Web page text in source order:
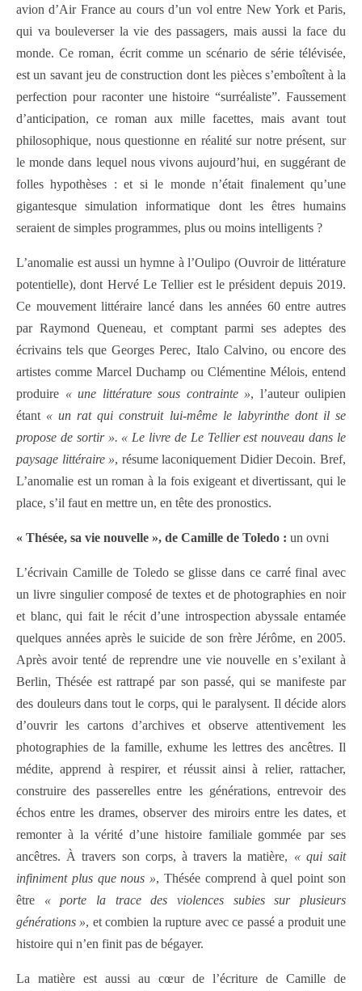
avion d’Air France au cours d’un vol entre New York et Paris,
qui va bouleverser la vie des passagers, mais aussi la face du
monde. Ce roman, écrit comme un scénario de série télévisée,
est un savant jeu de construction dont les pièces s’emboîtent à la
perfection pour raconter une histoire “surréaliste”. Faussement
d’anticipation, ce roman aux mille facettes, mais avant tout
philosophique, nous questionne en réalité sur notre présent, sur
le monde dans lequel nous vivons aujourd’hui, en suggérant de
folles hypothèses : et si le monde n’était finalement qu’une
gigantesque simulation informatique dont les êtres humains
seraient de simples programmes, plus ou moins intelligents ?
L’anomalie est aussi un hymne à l’Oulipo (Ouvroir de littérature
potentielle), dont Hervé Le Tellier est le président depuis 2019.
Ce mouvement littéraire lancé dans les années 60 entre autres
par Raymond Queneau, et comptant parmi ses adeptes des
écrivains tels que Georges Perec, Italo Calvino, ou encore des
artistes comme Marcel Duchamp ou Clémentine Mélois, entend
produire « une littérature sous contrainte », l’auteur oulipien
étant « un rat qui construit lui-même le labyrinthe dont il se
propose de sortir ». « Le livre de Le Tellier est nouveau dans le
paysage littéraire », résume laconiquement Didier Decoin. Bref,
L’anomalie est un roman à la fois exigeant et divertissant, qui le
place, s’il faut en mettre un, en tête des pronostics.
« Thésée, sa vie nouvelle », de Camille de Toledo : un ovni
L’écrivain Camille de Toledo se glisse dans ce carré final avec
un livre singulier composé de textes et de photographies en noir
et blanc, qui fait le récit d’une introspection abyssale entamée
quelques années après le suicide de son frère Jérôme, en 2005.
Après avoir tenté de reprendre une vie nouvelle en s’exilant à
Berlin, Thésée est rattrapé par son passé, qui se manifeste par
des douleurs dans tout le corps, qui le paralysent. Il décide alors
d’ouvrir les cartons d’archives et observe attentivement les
photographies de la famille, exhume les lettres des ancêtres. Il
médite, apprend à respirer, et réussit ainsi à relier, rattacher,
construire des passerelles entre les générations, entrevoir des
échos entre les drames, observer des miroirs entre les dates, et
remonter à la vérité d’une histoire familiale gommée par ses
ancêtres. À travers son corps, à travers la matière, « qui sait
infiniment plus que nous », Thésée comprend à quel point son
être « porte la trace des violences subies sur plusieurs
générations », et combien la rupture avec ce passé a produit une
histoire qui n’en finit pas de bégayer.
La matière est aussi au cœur de l’écriture de Camille de